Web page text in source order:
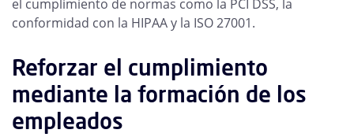
el cumplimiento de normas como la PCI DSS, la
conformidad con la HIPAA y la ISO 27001.
Reforzar el cumplimiento
mediante la formación de los
empleados